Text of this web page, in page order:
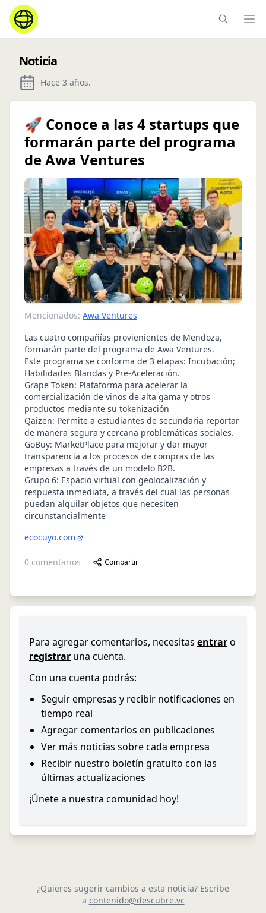
Noticia
Hace 3 años.
🚀 Conoce a las 4 startups que
formarán parte del programa
de Awa Ventures
Mencionados: Awa Ventures
Las cuatro compañías provienientes de Mendoza,
formarán parte del programa de Awa Ventures.
Este programa se conforma de 3 etapas: Incubación;
Habilidades Blandas y Pre-Aceleración.
Grape Token: Plataforma para acelerar la
comercialización de vinos de alta gama y otros
productos mediante su tokenización
Qaizen: Permite a estudiantes de secundaria reportar
de manera segura y cercana problemáticas sociales.
GoBuy: MarketPlace para mejorar y dar mayor
transparencia a los procesos de compras de las
empresas a través de un modelo B2B.
Grupo 6: Espacio virtual con geolocalización y
respuesta inmediata, a través del cual las personas
puedan alquilar objetos que necesiten
circunstancialmente
ecocuyo.com
0 comentarios Compartir
Para agregar comentarios, necesitas entraro
registrar una cuenta.
Con una cuenta podrás:
Seguir empresas y recibir notificaciones en
tiempo real
Agregar comentarios en publicaciones
Ver más noticias sobre cada empresa
Recibir nuestro boletín gratuito con las
últimas actualizaciones
¡Únete a nuestra comunidad hoy!
¿Quieres sugerir cambios a esta noticia? Escribe
a contenido@descubre.vc